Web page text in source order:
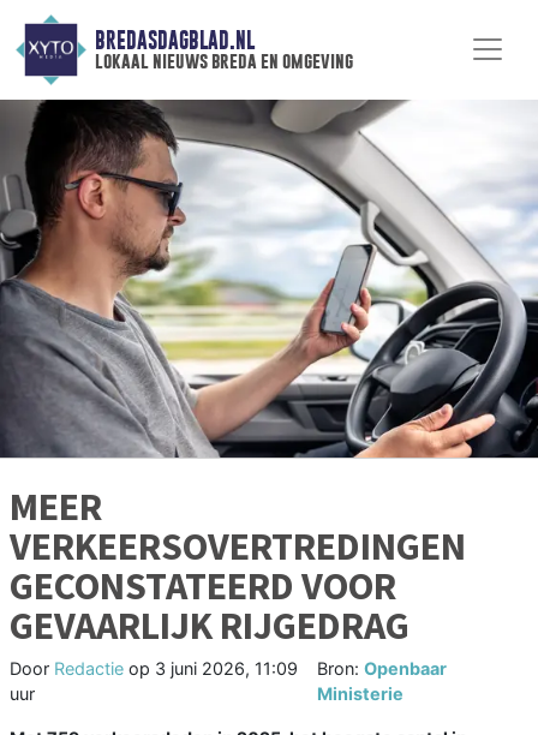
BREDASDAGBLAD.NL
lokaal nieuws breda en omgeving
MEER
VERKEERSOVERTREDINGEN
GECONSTATEERD VOOR
GEVAARLIJK RIJGEDRAG
Door Redactie op 3 juni 2026, 11:09
uur
Bron: Openbaar
Ministerie